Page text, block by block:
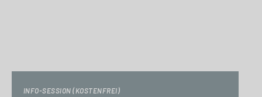
INFO-SESSION (KOSTENFREI)